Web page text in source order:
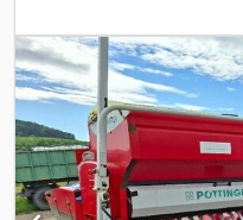
Scheibenseche,
Scheibensech
Vorfurcheneinstellung, hydr.
Packerarm,Lagerort:Kunde